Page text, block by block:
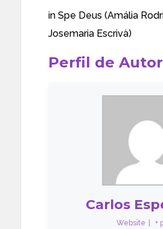
in Spe Deus (Amália
Josemaria Escrivà)
Perfil de Autor
Carlos
Website +